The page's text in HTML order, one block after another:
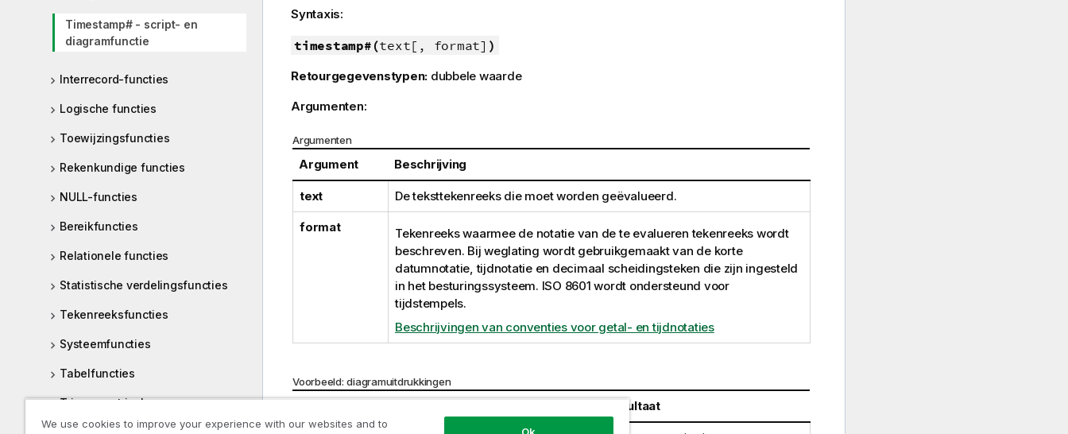
Timestamp# - script- en
diagramfunctie
Interrecord-functies
Logische functies
Toewijzingsfuncties
Rekenkundige functies
NULL-functies
Bereikfuncties
Relationele functies
Statistische verdelingsfuncties
Tekenreeksfuncties
Systeemfuncties
Tabelfuncties
Trigonometrische en
hyperbolische functies
Syntaxis:
timestamp#(text[, format] )
Retourgegevenstypen: dubbele waarde
Argumenten:
Argumenten
Argument Beschrijving
text De teksttekenreeks die moet worden geëvalueerd.
format
Tekenreeks waarmee de notatie van de te evalueren tekenreeks wordt
beschreven. Bij weglating wordt gebruikgemaakt van de korte
datumnotatie, tijdnotatie en decimaal scheidingsteken die zijn ingesteld
in het besturingssysteem. ISO 8601 wordt ondersteund voor
tijdstempels.
Beschrijvingen van conventies voor getal- en tijdnotaties
Voorbeeld: diagramuitdrukkingen
Resultaat
We use cookies to improve your experience with our websites and to